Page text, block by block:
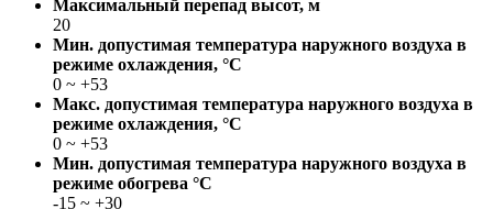
Максимальный перепад высот, м
20
Мин. допустимая температура наружного воздуха в
режиме охлаждения, °С
0 ~ +53
Макс. допустимая температура наружного воздуха в
режиме охлаждения, °С
0 ~ +53
Мин. допустимая температура наружного воздуха в
режиме обогрева °С
-15 ~ +30